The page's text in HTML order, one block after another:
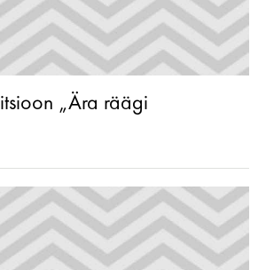
„Ära räägi